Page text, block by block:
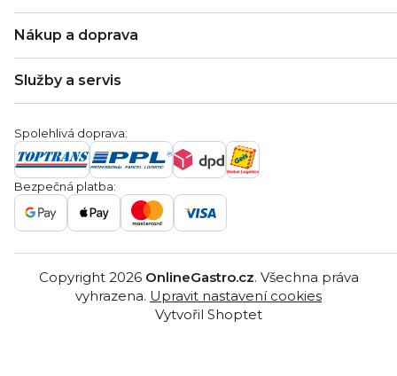
Kontakty
Věrnostní program
Blog
Nákup a doprava
Záruka
Ochrana osobních údajů
Reklamační řády
Služby a servis
Servis a reklamace
Poptávka
Gastro projekty
Značky
Gastro velkoobchod
Spolehlivá doprava:
Bezpečná platba:
Vytvořil Shoptet
Copyright 2026 OnlineGastro.cz. Všechna práva
vyhrazena. Upravit nastavení cookies